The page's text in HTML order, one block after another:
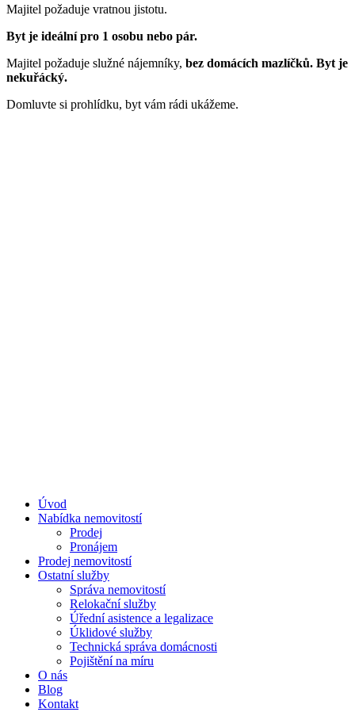
Majitel požaduje vratnou jistotu.
Byt je ideální pro 1 osobu nebo pár.
Majitel požaduje služné nájemníky, bez domácích mazlíčků. Byt je
nekuřácký.
Domluvte si prohlídku, byt vám rádi ukážeme.
Úvod
Nabídka nemovitostí
Prodej
Pronájem
Prodej nemovitostí
Ostatní služby
Správa nemovitostí
Relokační služby
Úřední asistence a legalizace
Úklidové služby
Technická správa domácnosti
Pojištění na míru
O nás
Blog
Kontakt